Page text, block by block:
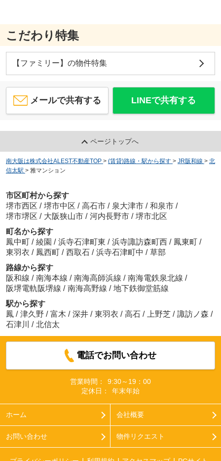
こだわり特集
【ファミリー】の物件特集
メールで共有する LINEで共有する
ページトップへ
南大阪は株式会社ALEST不動産TOP > (賃貸)路線・駅から探す > JR阪和線 > 北
信太駅 > 雅マンション
市区町村から探す
堺市西区 / 堺市中区 / 高石市 / 泉大津市 / 和泉市 /
堺市堺区 / 大阪狭山市 / 河内長野市 / 堺市北区
町名から探す
鳳中町 / 綾園 / 浜寺石津町東 / 浜寺諏訪森町西 / 鳳東町 /
東羽衣 / 鳳西町 / 西取石 / 浜寺石津町中 / 草部
路線から探す
阪和線 / 南海本線 / 南海高師浜線 / 南海電鉄泉北線 /
阪堺電軌阪堺線 / 南海高野線 / 地下鉄御堂筋線
駅から探す
鳳 / 津久野 / 富木 / 深井 / 東羽衣 / 高石 / 上野芝 / 諏訪ノ森 /
石津川
/ 北信太
電話でお問い合わせ
営業時間：
9:30～19：00
定休日：
年末年始
ホーム 会社概要
お問い合わせ 物件リクエスト